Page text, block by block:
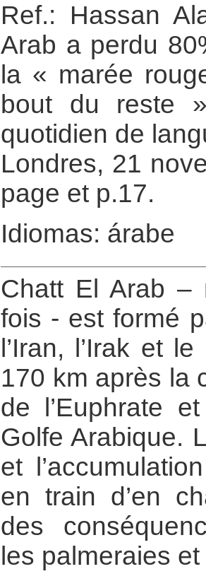
Ref.: Hassan
Arab a perdu
la « marée
bout du reste
quotidien de
Londres, 21
page et p.17.
Idiomas: árabe
Chatt El Arab –
fois - est formé
l’Iran, l’Irak et
170 km après la
de l’Euphrate
Golfe Arabique.
et
en train d’en
des
les palmeraies